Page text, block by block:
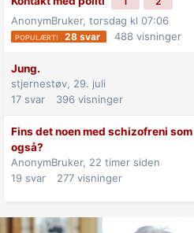
AnonymBruker, torsdag kl 07:06
28 svar 488 visninger
Jung.
stjernestøv, 29. juli
17 svar 396 visninger
Fins det noen med schizofreni
også?
AnonymBruker, 22 timer siden
19 svar 277 visninger